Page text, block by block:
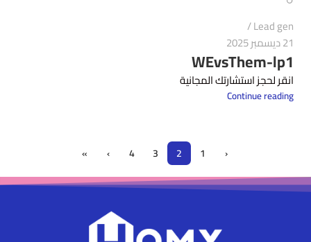
Lead gen
21 ديسمبر 2025
WEvsThem-lp1
انقر لحجز استشارتك المجانية
Continue reading
‹
1
2
3
4
›
»